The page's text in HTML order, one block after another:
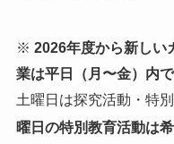
※ 2026年度から新しい
業は平日（月〜金）内
土曜日は探究活動・特
曜日の特別教育活動は